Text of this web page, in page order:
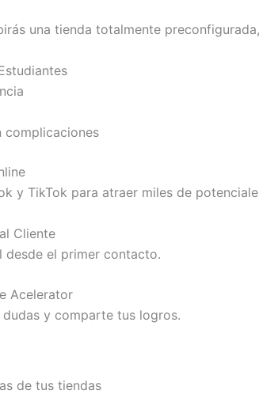
una tienda totalmente
complicaciones
y TikTok para atraer miles de
Cliente
desde el primer contacto.
Acelerator
y comparte tus logros.
de tus tiendas